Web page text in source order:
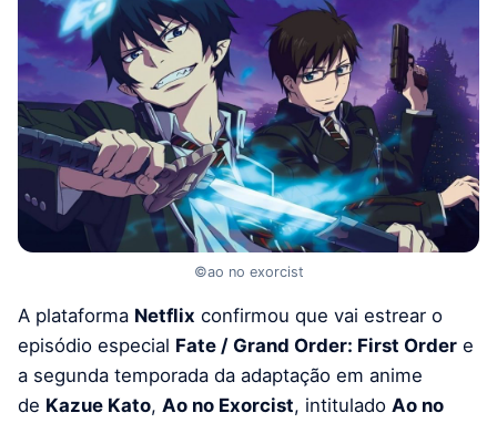
©ao no exorcist
A plataforma Netflix confirmou que vai estrear o
episódio especial Fate / Grand Order: First Order e
a segunda temporada da adaptação em anime
de Kazue Kato, Ao no Exorcist, intitulado Ao no